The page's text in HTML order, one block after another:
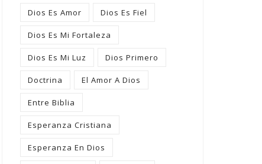
Dios Es Amor Dios Es Fiel
Dios Es Mi Fortaleza
Dios Es Mi Luz Dios Primero
Doctrina El Amor A Dios
Entre Biblia
Esperanza Cristiana
Esperanza En Dios